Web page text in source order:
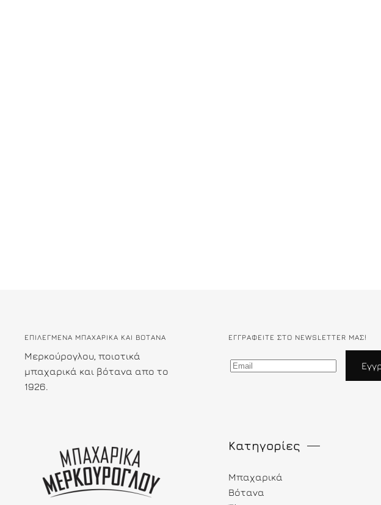
ΕΠΙΛΕΓΜΕΝΑ ΜΠΑΧΑΡΙΚΑ ΚΑΙ ΒΟΤΑΝΑ
Μερκούρογλου, ποιοτικά
μπαχαρικά και βότανα απο το
1926.
ΕΓΓΡΑΦΕΊΤΕ ΣΤΟ NEWSLETTER ΜΑΣ!
Κατηγορίες
Μπαχαρικά
Βότανα